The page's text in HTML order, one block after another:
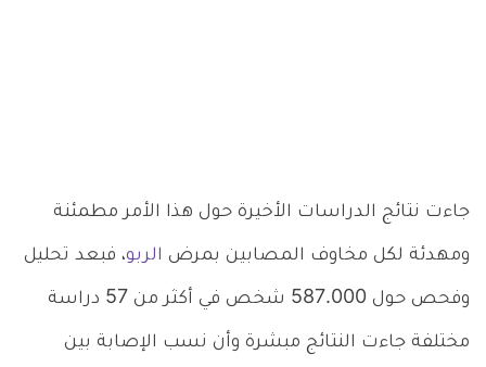
جاءت نتائج الدراسات الأخيرة حول هذا الأمر مطمئنة
ومهدئة لكل مخاوف المصابين بمرض الربو، فبعد تحليل
وفحص حول 587.000 شخص في أكثر من 57 دراسة
مختلفة جاءت النتائج مبشرة وأن نسب الإصابة بين